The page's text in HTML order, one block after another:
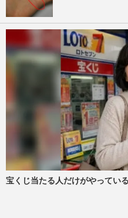
宝くじ当たる人だけがやってい